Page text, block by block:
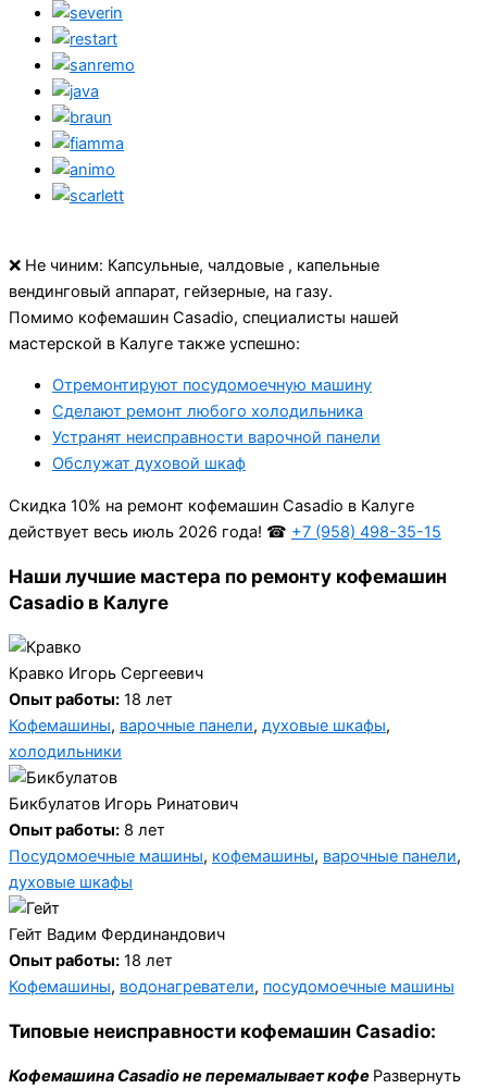
❌ Не чиним: Капсульные, чалдовые , капельные
вендинговый аппарат, гейзерные, на газу.
Помимо кофемашин Casadio, специалисты нашей
мастерской в Калуге также успешно:
Отремонтируют посудомоечную машину
Сделают ремонт любого холодильника
Устранят неисправности варочной панели
Обслужат духовой шкаф
Cкидка 10% на ремонт кофемашин Casadio в Калуге
действует весь июль 2026 года! ☎ +7 (958) 498-35-15
Наши лучшие мастера по ремонту кофемашин
Casadio в Калуге
Кравко Игорь Сергеевич
Опыт работы: 18 лет
Кофемашины, варочные панели, духовые шкафы,
холодильники
Бикбулатов Игорь Ринатович
Опыт работы: 8 лет
Посудомоечные машины, кофемашины, варочные панели,
духовые шкафы
Гейт Вадим Фердинандович
Опыт работы: 18 лет
Кофемашины, водонагреватели, посудомоечные машины
Типовые неисправности кофемашин Casadio:
Кофемашина Casadio не перемалывает кофе Развернуть